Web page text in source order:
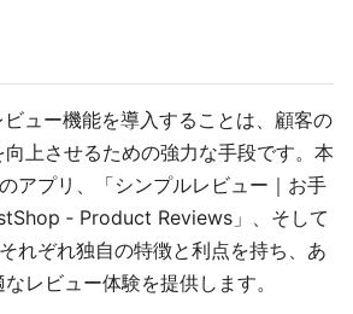
ュー機能を導入することは、顧客の
上させるための強力な手段です。本
アプリ、「シンプルレビュー｜お手
‑ Product Reviews」、そして
れぞれ独自の特徴と利点を持ち、あ
レビュー体験を提供します。